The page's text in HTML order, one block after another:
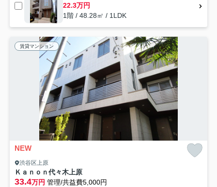
22.3万円
1階 / 48.28㎡ / 1LDK
賃貸マンション
NEW
渋谷区上原
Ｋａｎｏｎ代々木上原
33.4万円 管理/共益費5,000円